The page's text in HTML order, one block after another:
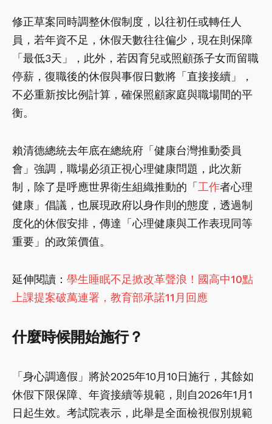
修正草案同時調整休假制度，以往初任或轉任人
員，若年資不足，休假天數往往偏少，現在則保障
「最低3天」，此外，若因育兒或照顧孫子女而留職
停薪，復職後的休假與事假日數將「直接接續」，
不必重新按比例計算，確保照顧家庭與職場間的平
衡。
賴清德總統去年底在總統府「健康台灣推動委員
會」強調，職場必須正視心理健康問題，此次新
制，除了是呼應世界衛生組織推動的「 工作者心理
健康」倡議，也展現政府以身作則的態度，透過制
度化的休假安排，傳達「心理健康與工作表現同等
重要」的政策價值。
延伸閱讀： 學生睡眠不足掀改革聲浪！國高中10點
上課提案破萬連署，教育部承諾11月回應
什麼時候開始施行？
「身心調適假」將於2025年10月10日施行，其餘如
休假下限保障、年資接續等規範，則自2026年1月1
日起生效。考試院表示，此舉是全面檢視假別規範